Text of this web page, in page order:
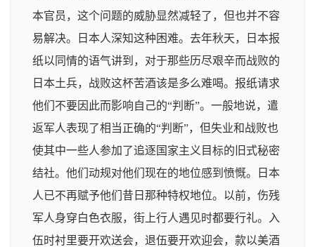
本官员，这个问题的威胁显然减轻了，但也并不容
易解决。日本人深知这种困难。去年秋天，日本报
纸以同情的语气讲到，对于那些历尽艰辛而战败的
日本土兵，战败这杯苦酒该是多么难喝。报纸请求
他们不要因此而影响自己的“判断”。一般地说，遣
返军人表现了相当正确的“判断”，但失业和战败也
使其中一些人参加了追逐国家主义目标的旧式秘密
结社。他们动规对他们现在的地位感到愤慨。日本
人已不再赋予他们昔日那种特权地位。以前，伤残
军人身穿白色衣服，街上行人遇见时都要行礼。入
伍时衬里要开欢送会，退伍要开欢迎会，款以美酒